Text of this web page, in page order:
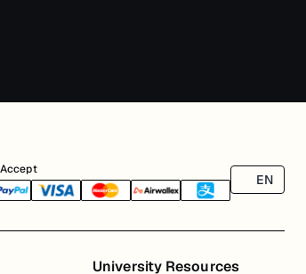
EN
University Resources